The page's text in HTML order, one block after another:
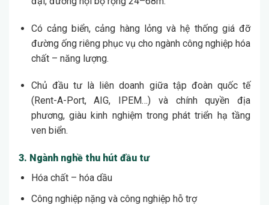
Có cảng biển, cảng hàng lỏng và hệ thống giá đỡ
đường ống riêng phục vụ cho ngành công nghiệp hóa
chất – năng lượng.
Chủ đầu tư là liên doanh giữa tập đoàn quốc tế
(Rent-A-Port, AIG, IPEM…) và chính quyền địa
phương, giàu kinh nghiệm trong phát triển hạ tầng
ven biển.
3. Ngành nghề thu hút đầu tư
Hóa chất – hóa dầu
Công nghiệp nặng và công nghiệp hỗ trợ